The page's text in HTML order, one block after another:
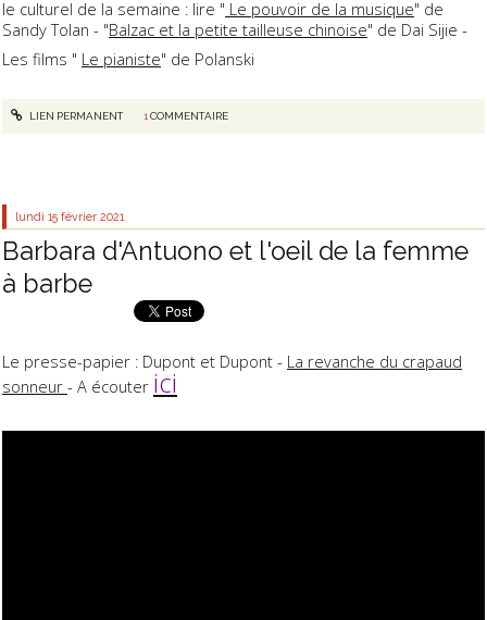
le culturel de la semaine : lire " Le pouvoir de la musique" de
Sandy Tolan - "Balzac et la petite tailleuse chinoise" de Dai Sijie -
Les films " Le pianiste" de Polanski
LIEN PERMANENT 1 COMMENTAIRE
lundi 15 février 2021
Barbara d'Antuono et l'oeil de la femme
à barbe
Le presse-papier : Dupont et Dupont - La revanche du crapaud
sonneur - A écouter ici